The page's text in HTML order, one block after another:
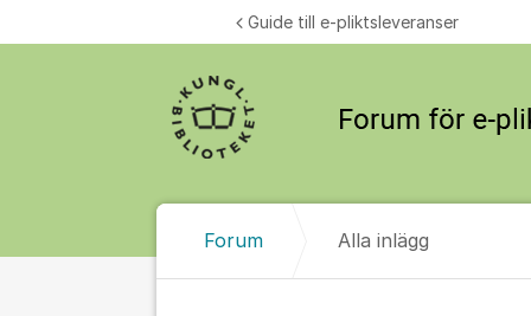
Guide till e-pliktsleveranser
Forum Alla inlägg